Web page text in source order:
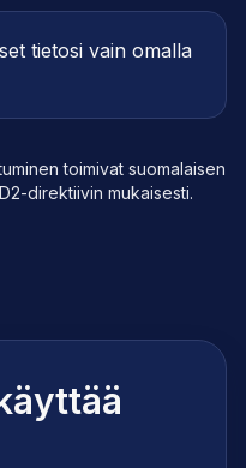
tietosi vain omalla
toimivat suomalaisen
direktiivin mukaisesti.